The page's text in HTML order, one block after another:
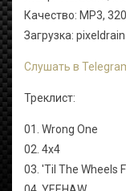
Качество: MP3,
Загрузка: pixeldrain
Слушать в
Треклист:
01. Wrong One
02. 4x4
03. 'Til The Wheels